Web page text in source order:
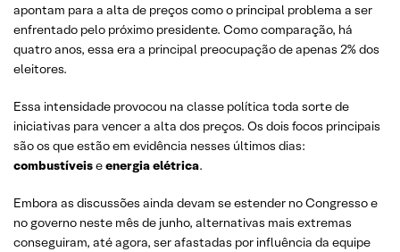
apontam para a alta de preços como o principal problema a ser
enfrentado pelo próximo presidente. Como comparação, há
quatro anos, essa era a principal preocupação de apenas 2% dos
eleitores.
Essa intensidade provocou na classe política toda sorte de
iniciativas para vencer a alta dos preços. Os dois focos principais
são os que estão em evidência nesses últimos dias:
combustíveiseenergia elétrica.
Embora as discussões ainda devam se estender no Congresso e
no governo neste mês de junho, alternativas mais extremas
conseguiram, até agora, ser afastadas por influência da equipe